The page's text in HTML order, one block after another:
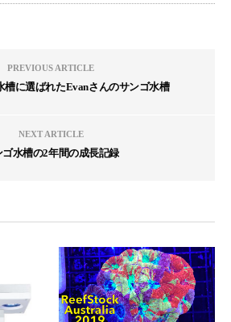
PREVIOUS ARTICLE
槽に選ばれたEvanさんのサンゴ水槽
NEXT ARTICLE
ゴ水槽の2年間の成長記録